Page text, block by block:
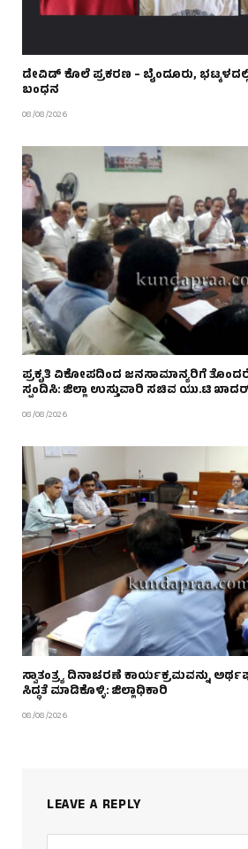
ಡೇವಿಡ್ ಕೊಲೆ ಪ್ರಕರಣ – ಬೈಂದೂರು,
ಬಂಧನ
08/08/2026
ಪ್ರಕೃತಿ ವಿಕೋಪದಿಂದ ಜನಸಾಮಾನ್ಯರಿಗೆ
ಸ್ಪಂದಿಸಿ: ಜಿಲ್ಲಾ ಉಸ್ತುವಾರಿ ಸಚಿವ ಯು.ಟಿ
08/08/2026
ಸ್ವಾತಂತ್ರ್ಯ ದಿನಾಚರಣೆ ಕಾರ್ಯಕ್ರಮವನ್ನು
ಸಿದ್ಧತೆ ಮಾಡಿಕೊಳ್ಳಿ: ಜಿಲ್ಲಾಧಿಕಾರಿ
08/08/2026
LEAVE A REPLY